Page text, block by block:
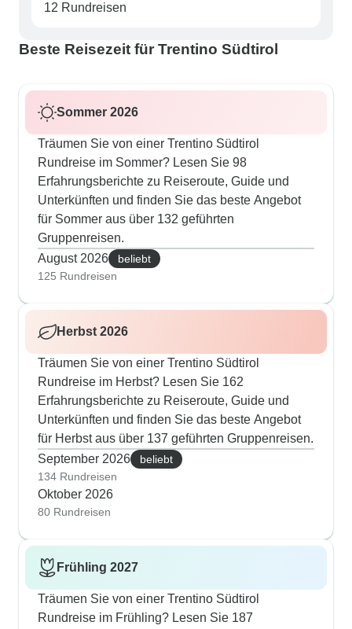
12 Rundreisen
Beste Reisezeit für Trentino Südtirol
Sommer 2026
Träumen Sie von einer Trentino Südtirol
Rundreise im Sommer? Lesen Sie 98
Erfahrungsberichte zu Reiseroute, Guide und
Unterkünften und finden Sie das beste Angebot
für Sommer aus über 132 geführten
Gruppenreisen.
August 2026
beliebt
125 Rundreisen
Herbst 2026
Träumen Sie von einer Trentino Südtirol
Rundreise im Herbst? Lesen Sie 162
Erfahrungsberichte zu Reiseroute, Guide und
Unterkünften und finden Sie das beste Angebot
für Herbst aus über 137 geführten Gruppenreisen.
September 2026
beliebt
134 Rundreisen
Oktober 2026
80 Rundreisen
Frühling 2027
Träumen Sie von einer Trentino Südtirol
Rundreise im Frühling? Lesen Sie 187